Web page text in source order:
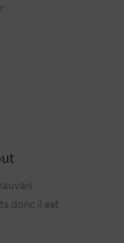
donc il est